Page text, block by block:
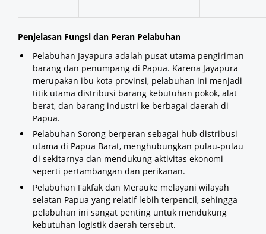
Penjelasan Fungsi dan Peran Pelabuhan
Pelabuhan Jayapura adalah pusat utama pengiriman
barang dan penumpang di Papua. Karena Jayapura
merupakan ibu kota provinsi, pelabuhan ini menjadi
titik utama distribusi barang kebutuhan pokok, alat
berat, dan barang industri ke berbagai daerah di
Papua.
Pelabuhan Sorong berperan sebagai hub distribusi
utama di Papua Barat, menghubungkan pulau-pulau
di sekitarnya dan mendukung aktivitas ekonomi
seperti pertambangan dan perikanan.
Pelabuhan Fakfak dan Merauke melayani wilayah
selatan Papua yang relatif lebih terpencil, sehingga
pelabuhan ini sangat penting untuk mendukung
kebutuhan logistik daerah tersebut.